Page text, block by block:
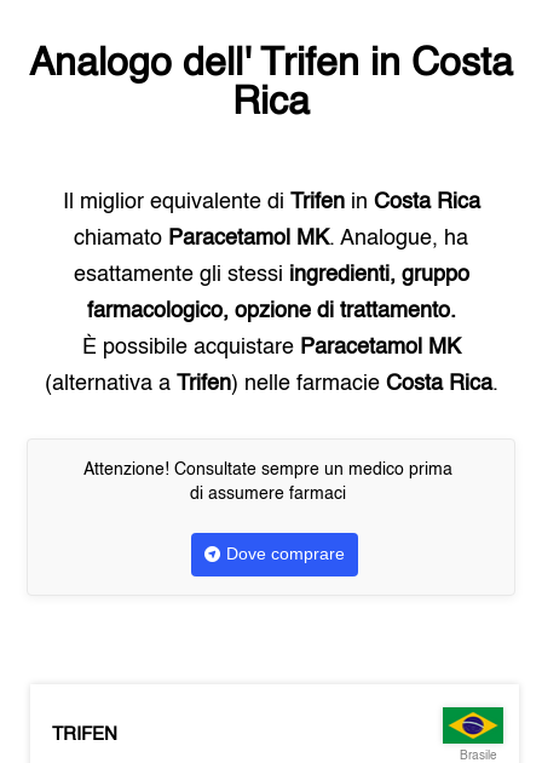
Analogo dell' Trifen in Costa
Rica
Il miglior equivalente di Trifenin Costa Rica
chiamato Paracetamol MK. Analogue, ha
esattamente gli stessi ingredienti, gruppo
farmacologico, opzione di trattamento.
È possibile acquistare Paracetamol MK
(alternativa a Trifen) nelle farmacie Costa Rica.
Attenzione! Consultate sempre un medico prima
di assumere farmaci
Dove comprare
TRIFEN
Brasile